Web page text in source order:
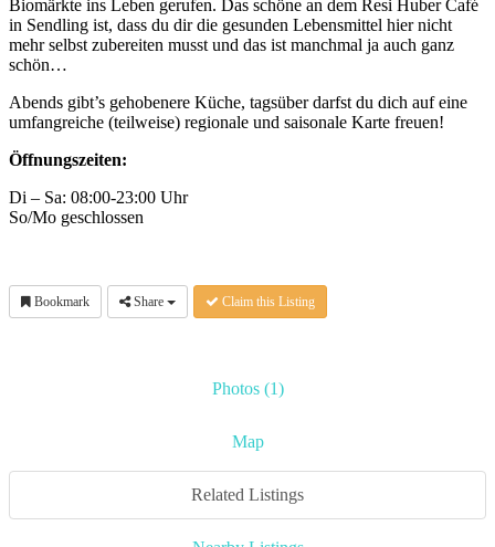
Biomärkte ins Leben gerufen. Das schöne an dem Resi Huber Café
in Sendling ist, dass du dir die gesunden Lebensmittel hier nicht
mehr selbst zubereiten musst und das ist manchmal ja auch ganz
schön…
Abends gibt’s gehobenere Küche, tagsüber darfst du dich auf eine
umfangreiche (teilweise) regionale und saisonale Karte freuen!
Öffnungszeiten:
Di – Sa: 08:00-23:00 Uhr
So/Mo geschlossen
Bookmark Share Claim this Listing
Photos (1)
Map
Related Listings